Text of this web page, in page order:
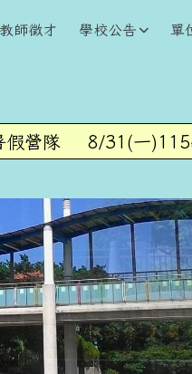
教師徵才 學校公告 單
8/31(一)115學年